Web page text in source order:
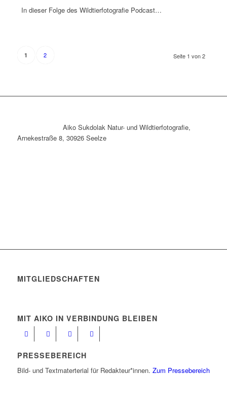
In dieser Folge des Wildtierfotografie Podcast…
Seite 1 von 2
1 2
Aiko Sukdolak Natur- und Wildtierfotografie,
Arnekestraße 8, 30926 Seelze
MITGLIEDSCHAFTEN
MIT AIKO IN VERBINDUNG BLEIBEN
PRESSEBEREICH
Bild- und Textmaterterial für Redakteur*innen. Zum Pressebereich